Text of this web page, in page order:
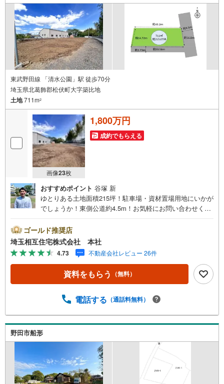
東武野田線 「清水公園」駅 徒歩70分
埼玉県北葛飾郡松伏町大字築比地
土地711m2
画像23枚
1,800万円
成約でもらえる
おすすめポイント 谷塚 新
ゆとりある土地面積215坪！駐車場・資材置場用地にいかが
でしょうか！東側公道約4.5m！お気軽にお問い合わせくだ
ッズスペースを完備、お子様連れでも落ち着いてご相談い
ただけます。チャイルドシートもご用意しております。
【住宅ローンに強い！本社直結の住宅ローン・契約サポー
ト】本社在籍の専門スタッフが、金融機関との調整から 審
査のポイントまで一貫してサポート。現在お借入れがある
方、勤続年数が短い方、自己資金に不安がある方も、まず
に合わせて無理のない進め方をご案内します。 初めての方
ポート・検討段階から具体化までスムーズ】まだ迷ってい
る段階でも問題ありません。物件のご紹介だけでなく、資
金計画、間取りの考え方、建築の注意点、将来的な売却や
住み替えの可能性まで、一つひとつ整理しながらご案内し
ます。
ゴールド推奨店
埼玉相互住宅株式会社 本社
4.73 不動産会社レビュー 26件
資料をもらう （無料）
電話する （通話料無料）
野田市船形